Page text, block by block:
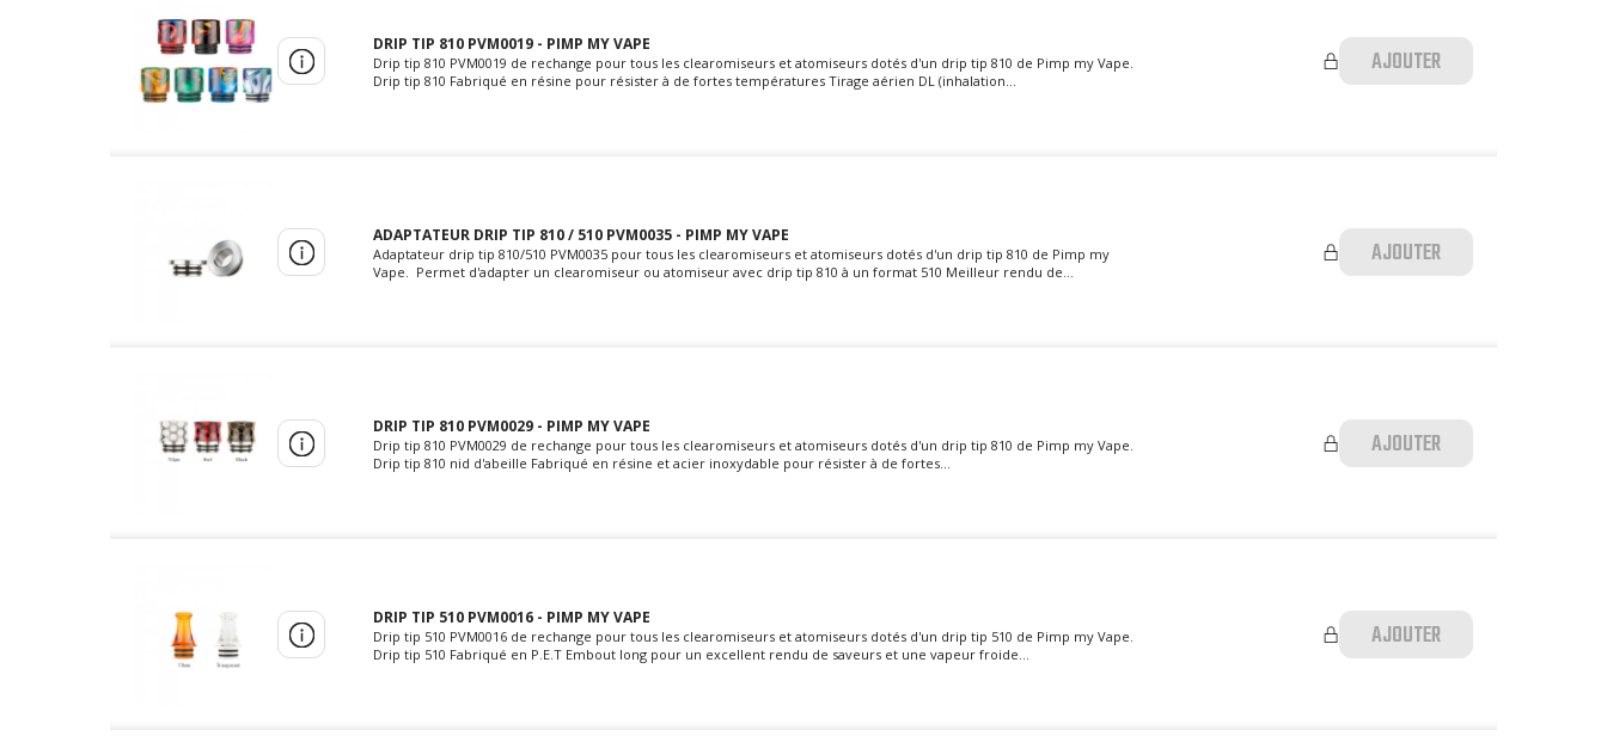
DRIP TIP 810 PVM0019 - PIMP MY VAPE
Drip tip 810 PVM0019 de rechange pour tous les clearomiseurs et atomiseurs dotés d'un drip tip 810 de Pimp my Vape.
Drip tip 810 Fabriqué en résine pour résister à de fortes températures Tirage aérien DL (inhalation...
AJOUTER
ADAPTATEUR DRIP TIP 810 / 510 PVM0035 - PIMP MY VAPE
Adaptateur drip tip 810/510 PVM0035 pour tous les clearomiseurs et atomiseurs dotés d'un drip tip 810 de Pimp my
Vape. Permet d'adapter un clearomiseur ou atomiseur avec drip tip 810 à un format 510 Meilleur rendu de...
AJOUTER
DRIP TIP 810 PVM0029 - PIMP MY VAPE
Drip tip 810 PVM0029 de rechange pour tous les clearomiseurs et atomiseurs dotés d'un drip tip 810 de Pimp my Vape.
Drip tip 810 nid d'abeille Fabriqué en résine et acier inoxydable pour résister à de fortes...
AJOUTER
DRIP TIP 510 PVM0016 - PIMP MY VAPE
Drip tip 510 PVM0016 de rechange pour tous les clearomiseurs et atomiseurs dotés d'un drip tip 510 de Pimp my Vape.
Drip tip 510 Fabriqué en P.E.T Embout long pour un excellent rendu de saveurs et une vapeur froide...
AJOUTER